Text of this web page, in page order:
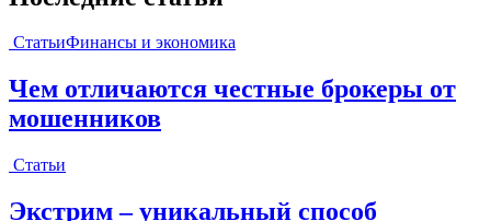
СтатьиФинансы и экономика
Чем отличаются честные брокеры от
мошенников
Статьи
Экстрим – уникальный способ